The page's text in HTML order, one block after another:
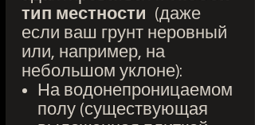
тип местности (даже
если ваш грунт неровный
или, например, на
небольшом уклоне):
На водонепроницаемом
полу (существующая